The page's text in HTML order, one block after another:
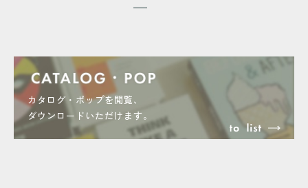
カタログ・ポップを閲覧、
ダウンロードいただけます。